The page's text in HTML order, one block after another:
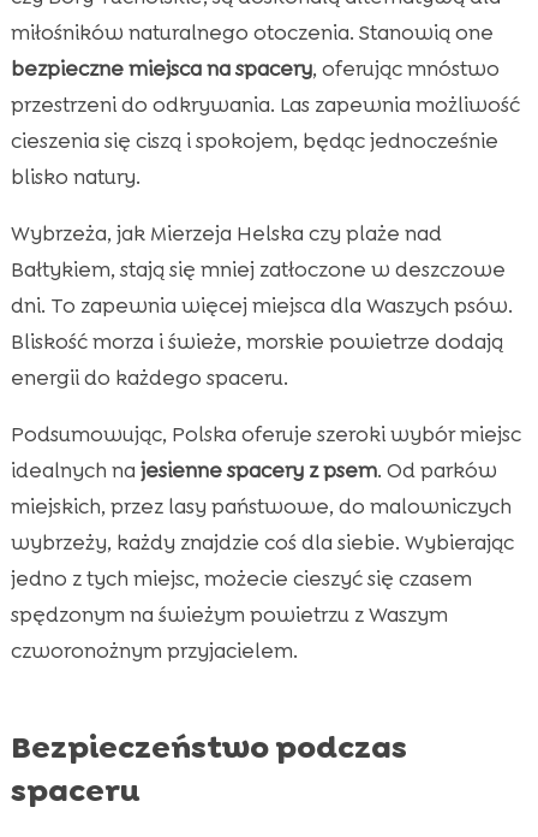
miłośników naturalnego otoczenia. Stanowią one
bezpieczne miejsca na spacery, oferując mnóstwo
przestrzeni do odkrywania. Las zapewnia możliwość
cieszenia się ciszą i spokojem, będąc jednocześnie
blisko natury.
Wybrzeża, jak Mierzeja Helska czy plaże nad
Bałtykiem, stają się mniej zatłoczone w deszczowe
dni. To zapewnia więcej miejsca dla Waszych psów.
Bliskość morza i świeże, morskie powietrze dodają
energii do każdego spaceru.
Podsumowując, Polska oferuje szeroki wybór miejsc
idealnych na jesienne spacery z psem. Od parków
miejskich, przez lasy państwowe, do malowniczych
wybrzeży, każdy znajdzie coś dla siebie. Wybierając
jedno z tych miejsc, możecie cieszyć się czasem
spędzonym na świeżym powietrzu z Waszym
czworonożnym przyjacielem.
Bezpieczeństwo podczas
spaceru